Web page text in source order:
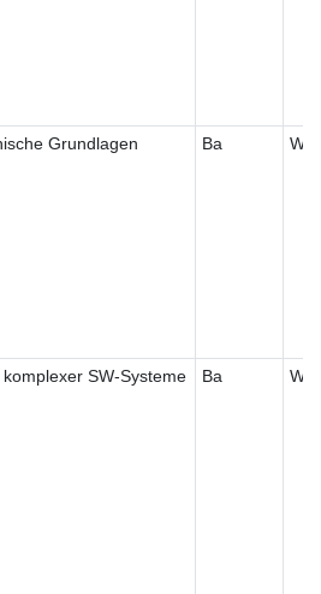
Grundlagen Ba W
SW-Systeme Ba W